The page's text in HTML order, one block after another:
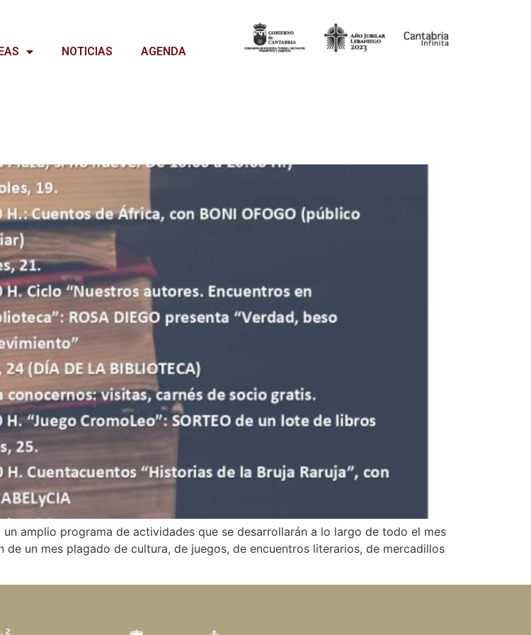
NOTICIAS AGENDA
amplio programa de actividades que se desarrollarán a lo largo de todo el mes
un mes plagado de cultura, de juegos, de encuentros literarios, de mercadillos
2